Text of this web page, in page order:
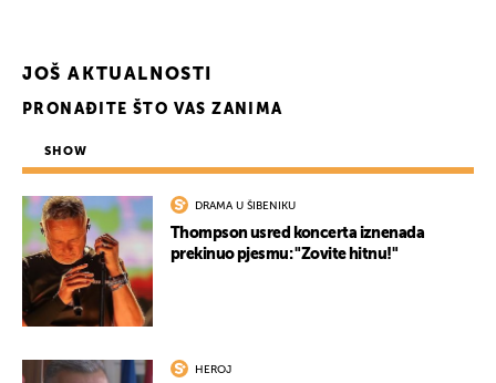
JOŠ AKTUALNOSTI
PRONAĐITE ŠTO VAS ZANIMA
SHOW
DRAMA U ŠIBENIKU
Thompson usred koncerta iznenada
prekinuo pjesmu: "Zovite hitnu!"
HEROJ